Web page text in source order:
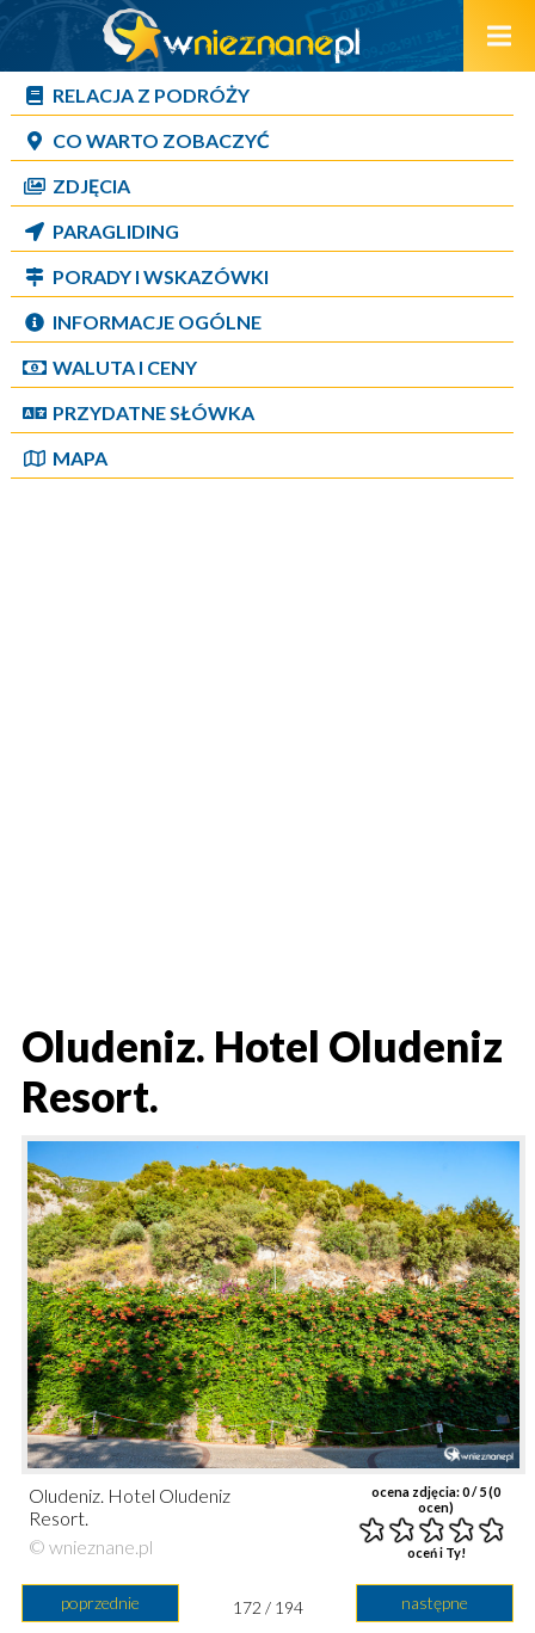
RELACJA Z PODRÓŻY
CO WARTO ZOBACZYĆ
ZDJĘCIA
PARAGLIDING
PORADY I WSKAZÓWKI
INFORMACJE OGÓLNE
WALUTA I CENY
PRZYDATNE SŁÓWKA
MAPA
Oludeniz. Hotel Oludeniz
Resort.
ocena zdjęcia:0/ 5 (0
ocen)
oceń i Ty!
Oludeniz. Hotel Oludeniz
Resort.
© wnieznane.pl
poprzednie następne
172 / 194